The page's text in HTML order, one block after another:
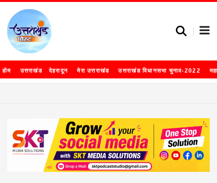
होम उत्तराखंड देहरादून मेरा उत्तराखंड उत्तराखंड विधानसभा चुनाव-2022